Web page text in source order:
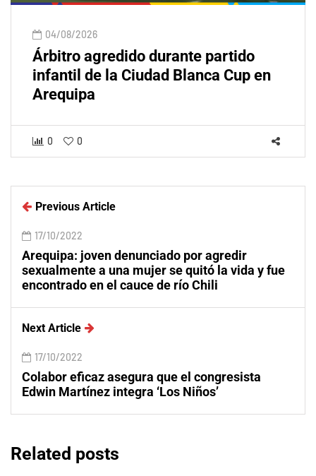
04/08/2026
Árbitro agredido durante partido
infantil de la Ciudad Blanca Cup en
Arequipa
0 0
Previous Article
17/10/2022
Arequipa: joven denunciado por agredir
sexualmente a una mujer se quitó la vida y fue
encontrado en el cauce de río Chili
Next Article
17/10/2022
Colabor eficaz asegura que el congresista
Edwin Martínez integra ‘Los Niños’
Related posts